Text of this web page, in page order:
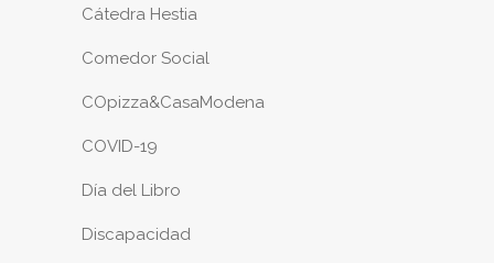
Cátedra Hestia
Comedor Social
COpizza&CasaModena
COVID-19
Día del Libro
Discapacidad